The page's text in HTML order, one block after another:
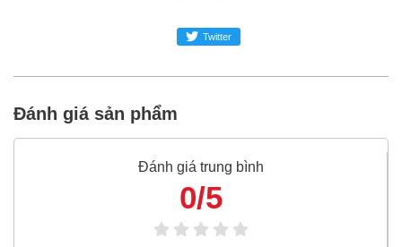
phân phối và cung cấp sản phẩm Đầu khẩu 12
Đại siêu thị Vật tư phụ tùng SUPER-MRO.COM hơn 10
năm kinh nghiệm trong ngành dụng cụ cầm tay, vật tư phụ
tùng, đại diện phân phối của Asaki, Stanley, Bosch, Makita,
Kingtony, Toptul, Sata, TONE, Yato là những hãng sản
xuất thiết bị công nghiệp, Đầu khẩu nổi tiếng Việt Nam và
Twitter
Đánh giá sản phẩm
Đánh giá trung bình
0/5